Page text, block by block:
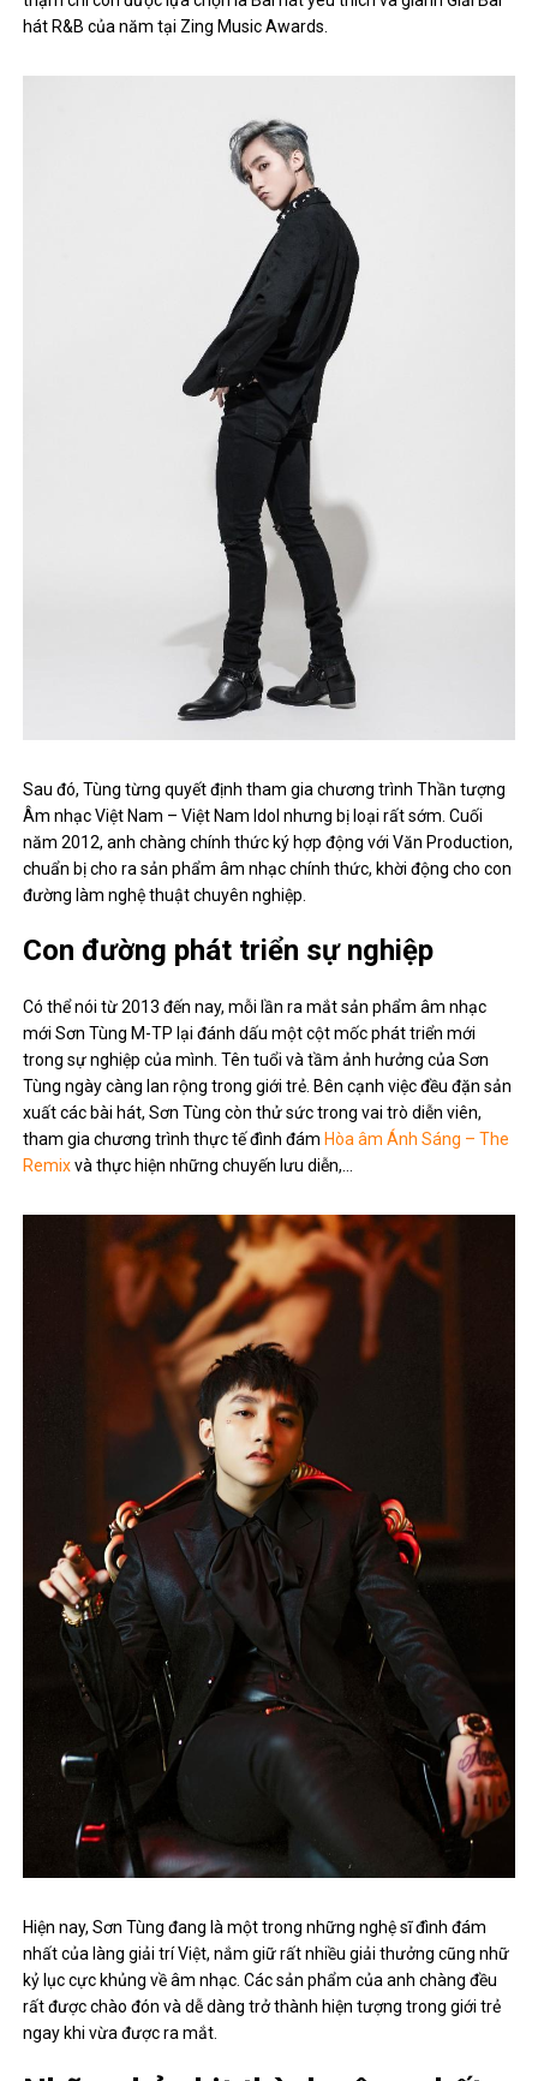
hát R&B của năm tại Zing Music Awards.
Sau đó, Tùng từng quyết định tham gia chương trình Thần tượng
Âm nhạc Việt Nam – Việt Nam Idol nhưng bị loại rất sớm. Cuối
năm 2012, anh chàng chính thức ký hợp động với Văn Production,
chuẩn bị cho ra sản phẩm âm nhạc chính thức, khời động cho con
đường làm nghệ thuật chuyên nghiệp.
Con đường phát triển sự nghiệp
Có thể nói từ 2013 đến nay, mỗi lần ra mắt sản phẩm âm nhạc
mới Sơn Tùng M-TP lại đánh dấu một cột mốc phát triển mới
trong sự nghiệp của mình. Tên tuổi và tầm ảnh hưởng của Sơn
Tùng ngày càng lan rộng trong giới trẻ. Bên cạnh việc đều đặn sản
xuất các bài hát, Sơn Tùng còn thử sức trong vai trò diễn viên,
tham gia chương trình thực tế đình đámHòa âm Ánh Sáng – The
Remixvà thực hiện những chuyến lưu diễn,…
Hiện nay, Sơn Tùng đang là một trong những nghệ sĩ đình đám
nhất của làng giải trí Việt, nắm giữ rất nhiều giải thưởng cũng nhữ
kỷ lục cực khủng về âm nhạc. Các sản phẩm của anh chàng đều
rất được chào đón và dễ dàng trở thành hiện tượng trong giới trẻ
ngay khi vừa được ra mắt.